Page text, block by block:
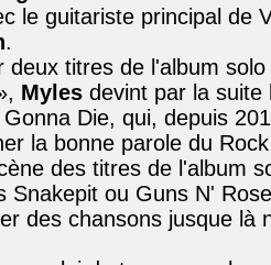
le guitariste principal de
.
deux titres de l'album
Myles devint par la suite
Die, qui, depuis
la bonne parole du
des titres de l'album
Snakepit ou Guns N'
des chansons jusque là